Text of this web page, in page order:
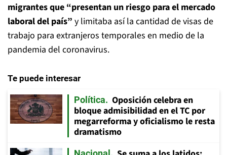
migrantes que “presentan un riesgo para el mercado
laboral del país” y limitaba así la cantidad de visas de
trabajo para extranjeros temporales en medio de la
pandemia del coronavirus.
Te puede interesar
Política
Oposición celebra en
bloque admisibilidad en el TC por
megarreforma y oficialismo le resta
dramatismo